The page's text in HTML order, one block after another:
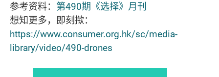
参考资料： 第490期《选择》月刊
想知更多，即刻揿：
https://www.consumer.org.hk/sc/media-
library/video/490-drones